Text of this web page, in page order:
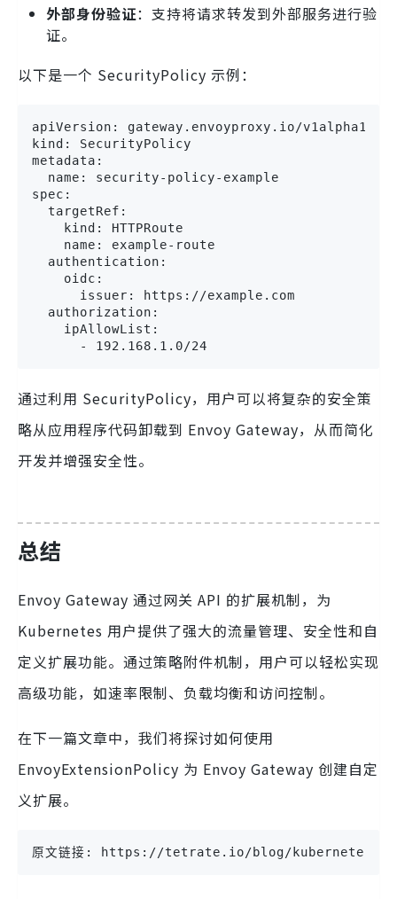
外部身份验证：支持将请求转发到外部服务进行验
证。
以下是一个 SecurityPolicy 示例：
apiVersion: gateway.envoyproxy.io/v1alpha1
kind: SecurityPolicy
metadata:
  name: security-policy-example
spec:
  targetRef:
    kind: HTTPRoute
    name: example-route
  authentication:
    oidc:
      issuer: https://example.com
  authorization:
    ipAllowList:
      - 192.168.1.0/24
通过利用 SecurityPolicy，用户可以将复杂的安全策
略从应用程序代码卸载到 Envoy Gateway，从而简化
开发并增强安全性。
总结
Envoy Gateway 通过网关 API 的扩展机制，为
Kubernetes 用户提供了强大的流量管理、安全性和自
定义扩展功能。通过策略附件机制，用户可以轻松实现
高级功能，如速率限制、负载均衡和访问控制。
在下一篇文章中，我们将探讨如何使用
EnvoyExtensionPolicy 为 Envoy Gateway 创建自定
义扩展。
原文链接: https://tetrate.io/blog/kubernetes-